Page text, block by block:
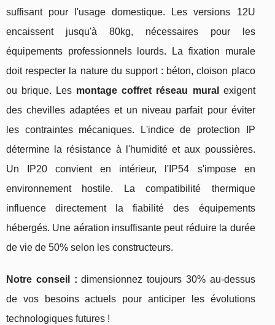
suffisant pour l'usage domestique. Les versions 12U
encaissent jusqu'à 80kg, nécessaires pour les
équipements professionnels lourds. La fixation murale
doit respecter la nature du support : béton, cloison placo
ou brique. Les montage coffret réseau mural
exigent
des chevilles adaptées et un niveau parfait pour éviter
les contraintes mécaniques. L'indice de protection IP
détermine la résistance à l'humidité et aux poussières.
Un IP20 convient en intérieur, l'IP54 s'impose en
environnement hostile. La compatibilité thermique
influence directement la fiabilité des équipements
hébergés. Une aération insuffisante peut réduire la durée
de vie de 50% selon les constructeurs.
Notre conseil : dimensionnez toujours 30% au-dessus
de vos besoins actuels pour anticiper les évolutions
technologiques futures !